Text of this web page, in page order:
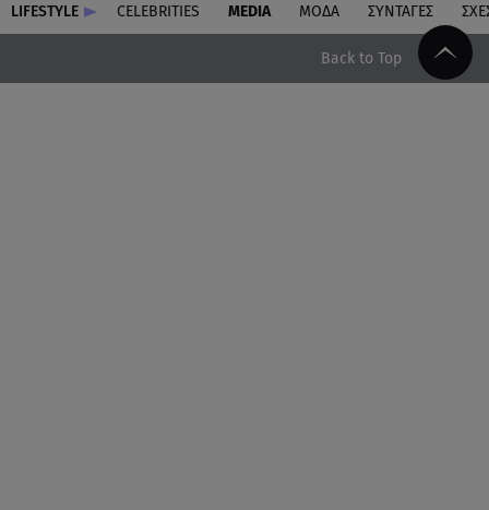
LIFESTYLE CELEBRITIES MEDIA ΜΟΔΑ ΣΥΝΤΑΓΕΣ
Back to Top